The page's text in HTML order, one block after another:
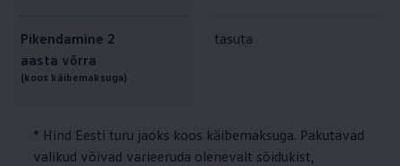
Pikendamine 2
aasta võrra
(koos käibemaksuga)
tasuta
* Hind Eesti turu jaoks koos käibemaksuga. Pakutavad
valikud võivad varieeruda olenevalt sõidukist,